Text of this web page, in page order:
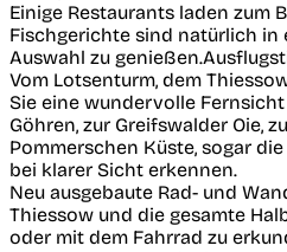
Einige Restaurants laden zum
Fischgerichte sind natürlich in
Auswahl zu
Vom Lotsenturm, dem
Sie eine wundervolle
Göhren, zur Greifswalder Oie,
Pommerschen Küste, sogar
bei klarer Sicht erkennen.
Neu ausgebaute Rad- und
Thiessow und die gesamte
oder mit dem Fahrrad zu